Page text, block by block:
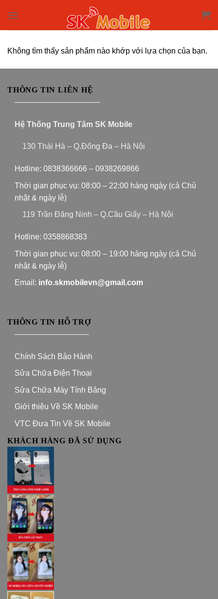
content
Không tìm thấy sản phẩm nào khớp với lựa chọn của bạn.
THÔNG TIN LIÊN HỆ
———————————
Hệ Thống Trung Tâm SK Mobile
130 Thái Hà – Q.Đống Đa – Hà Nội
Hotline: 0838366666 – 0938269866
Thời gian phục vụ: 08:00 – 22:00 hàng ngày (cả Chủ
nhật & ngày lễ)
119 Trần Đăng Ninh – Q.Cầu Giấy – Hà Nội
Hotline: 0358868383
Thời gian phục vụ: 08:00 – 19:00 hàng ngày (cả Chủ
nhật & ngày lễ)
Email: info.skmobilevn@gmail.com
THÔNG TIN HỖ TRỢ
—————————–
Chính Sách Bảo Hành
Sửa Chữa Điện Thoại
Sửa Chữa Máy Tính Bảng
Giới thiệu Về SK Mobile
VTC Đưa Tin Về SK Mobile
KHÁCH HÀNG ĐÃ SỬ DỤNG